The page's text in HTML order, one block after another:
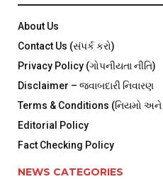
About Us
Contact Us (સંપર્ક કરો)
Privacy Policy (ગોપનીયતા નીતિ)
Disclaimer – જવાબદારી નિવારણ
Terms & Conditions (નિયમો અને
Editorial Policy
Fact Checking Policy
NEWS CATEGORIES